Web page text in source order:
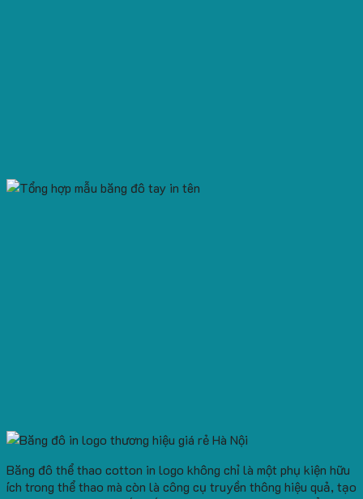
Băng đô thể thao cotton in logo không chỉ là một phụ kiện hữu
ích trong thể thao mà còn là công cụ truyền thông hiệu quả, tạo